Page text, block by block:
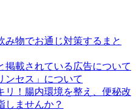
み物でお通じ対策するまと
掲載されている広告について
ンセス」について
リ！腸内環境を整え、便秘改
しませんか？